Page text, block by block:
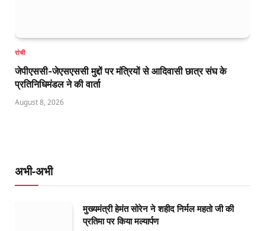
रांची
जेपीएससी-जेएसएससी मुद्दों पर मंत्रियों से आदिवासी छात्र संघ के
प्रतिनिधिमंडल ने की वार्ता
August 8, 2026
अभी-अभी
मुख्यमंत्री हेमंत सोरेन ने शहीद निर्मल महतो जी की
प्रतिमा पर किया मल्यार्पण